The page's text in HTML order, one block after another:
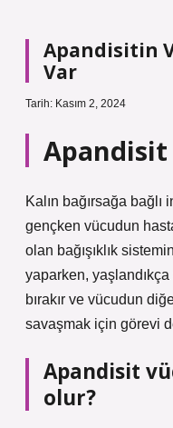
Apandisitin
Var
Tarih: Kasım 2, 2024
Apandisit
Kalın bağırsağa
gençken vücudun
olan bağışıklık
yaparken,
bırakır ve vücudun
savaşmak için görevi
Apandisit
olur?